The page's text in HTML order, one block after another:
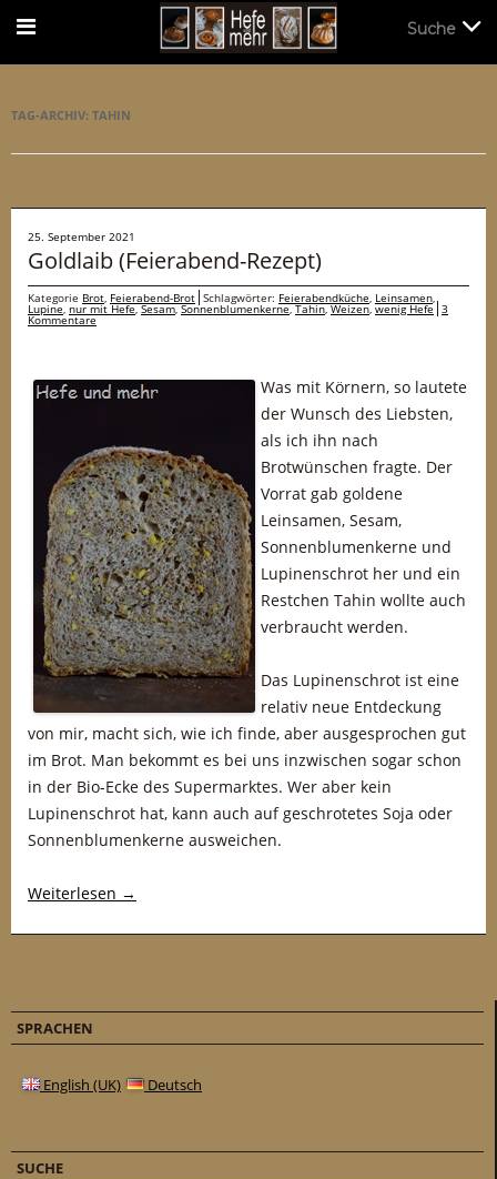
TAG-ARCHIV: TAHIN
25. September 2021
Goldlaib (Feierabend-Rezept)
Kategorie Brot, Feierabend-Brot Schlagwörter: Feierabendküche, Leinsamen,
Lupine, nur mit Hefe,Sesam,Sonnenblumenkerne,Tahin,Weizen, wenig Hefe 3
Kommentare
Was mit Körnern, so lautete
der Wunsch des Liebsten,
als ich ihn nach
Brotwünschen fragte. Der
Vorrat gab goldene
Leinsamen, Sesam,
Sonnenblumenkerne und
Lupinenschrot her und ein
Restchen Tahin wollte auch
verbraucht werden.
Das Lupinenschrot ist eine
relativ neue Entdeckung
von mir, macht sich, wie ich finde, aber ausgesprochen gut
im Brot. Man bekommt es bei uns inzwischen sogar schon
in der Bio-Ecke des Supermarktes. Wer aber kein
Lupinenschrot hat, kann auch auf geschrotetes Soja oder
Sonnenblumenkerne ausweichen.
Weiterlesen →
SPRACHEN
English (UK) Deutsch
SUCHE
Suche
Suche